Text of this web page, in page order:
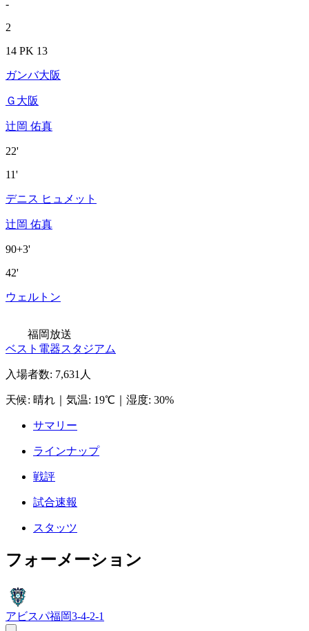
-
2
14 PK 13
ガンバ大阪
Ｇ大阪
辻岡 佑真
22'
11'
デニス ヒュメット
辻岡 佑真
90+3'
42'
ウェルトン
福岡放送
ベスト電器スタジアム
入場者数: 7,631人
天候: 晴れ 気温: 19℃ 湿度: 30%
サマリー
ラインナップ
戦評
試合速報
スタッツ
フォーメーション
アビスパ福岡3-4-2-1